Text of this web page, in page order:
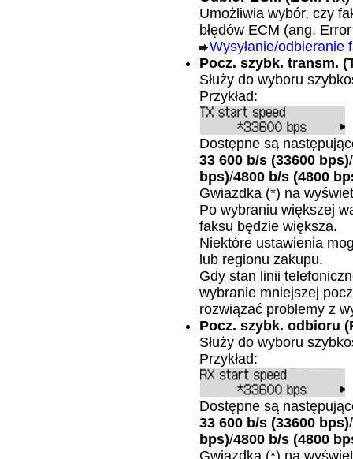
Umożliwia wybór, czy
błędów ECM (ang.
Wysyłanie/odbieranie
Pocz. szybk. transm.
Służy do wyboru
Przykład:
Dostępne są
33 600 b/s (33600 bps)/
bps)/4800 b/s (4800
Gwiazdka (*) na
Po wybraniu większej
faksu będzie większa.
Niektóre ustawienia
lub regionu zakupu.
Gdy stan linii
wybranie mniejszej
rozwiązać problemy z
Pocz. szybk. odbioru
Służy do wyboru
Przykład:
Dostępne są
33 600 b/s (33600 bps)/
bps)/4800 b/s (4800
Gwiazdka (*) na